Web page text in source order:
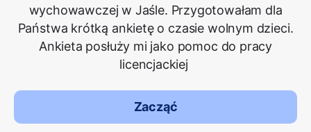
wychowawczej w Jaśle. Przygotowałam dla
Państwa krótką ankietę o czasie wolnym dzieci.
Ankieta posłuży mi jako pomoc do pracy
licencjackiej
Zacząć